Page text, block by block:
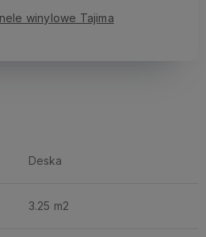
winylowe Tajima
Deska
3.25 m2